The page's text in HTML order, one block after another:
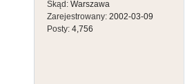
Skąd: Warszawa
Zarejestrowany: 2002-03-09
Posty: 4,756